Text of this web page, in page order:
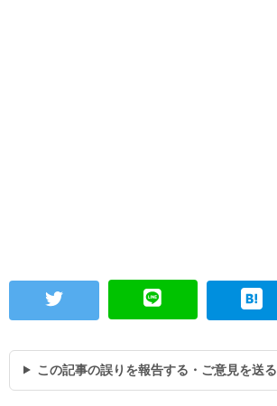
この記事の誤りを報告する・ご意見を送る